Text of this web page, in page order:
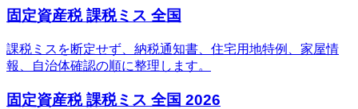
固定資産税 課税ミス 全国
課税ミスを断定せず、納税通知書、住宅用地特例、家屋情
報、自治体確認の順に整理します。
固定資産税 課税ミス 全国 2026